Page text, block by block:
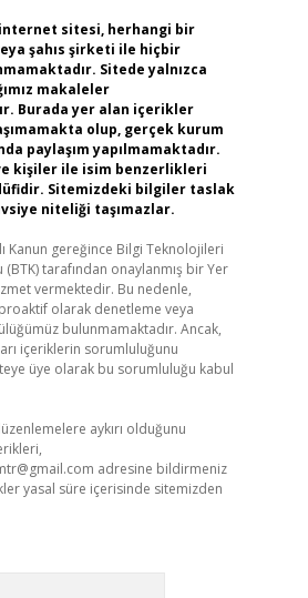
sitesi, herhangi bir
şahıs şirketi ile hiçbir
Sitede yalnızca
makaleler
Burada yer alan içerikler
olup, gerçek kurum
paylaşım yapılmamaktadır.
kişiler ile isim benzerlikleri
Sitemizdeki bilgiler taslak
niteliği taşımazlar.
Kanun gereğince Bilgi Teknolojileri
tarafından onaylanmış bir Yer
vermektedir. Bu nedenle,
olarak denetleme veya
bulunmamaktadır. Ancak,
içeriklerin sorumluluğunu
üye olarak bu sorumluluğu kabul
aykırı olduğunu
adresine bildirmeniz
yasal süre içerisinde sitemizden